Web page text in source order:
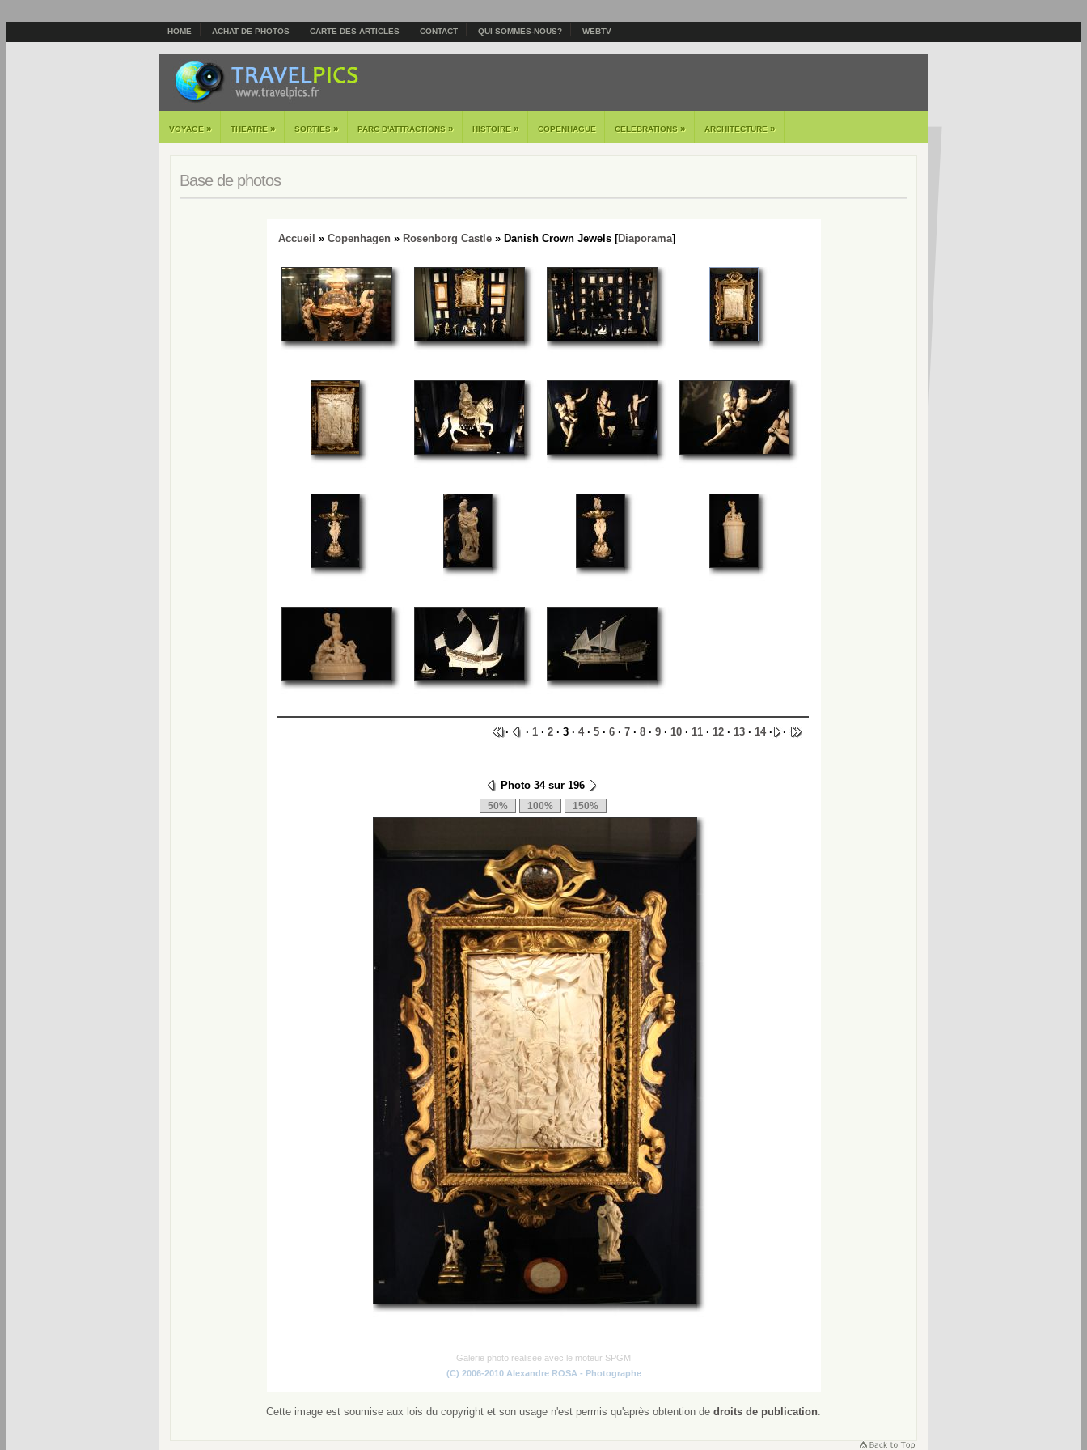
HOME ACHAT DE PHOTOS CARTE DES ARTICLES CONTACT QUI SOMMES-NOUS? WEBTV
VOYAGE » THEATRE » SORTIES » PARC D'ATTRACTIONS » HISTOIRE » COPENHAGUE CELEBRATIONS » ARCHITECTURE »
Base de photos
Accueil » Copenhagen» Rosenborg Castle» Danish Crown Jewels [Diaporama]
· · 1· 2· 3 · 4· 5· 6· 7· 8· 9· 10· 11· 12· 13· 14· ·
Photo 34 sur 196
Galerie photo realisee avec le moteur SPGM
(C) 2006-2010 Alexandre ROSA - Photographe
Cette image est soumise aux lois du copyright et son usage n'est permis qu'après obtention de droits de publication.